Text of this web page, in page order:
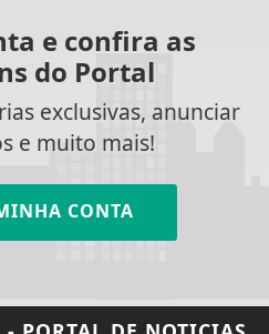
e confira as
do Portal
exclusivas, anunciar
e muito mais!
CONTA